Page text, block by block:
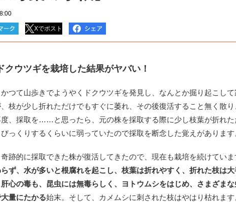
Xでポスト
クウツギを栽培した結果がヤバい！
つて山歩きでようやくドクウツギを発見し、なんとか掘り起こして
枝が少し折れただけでもすぐに萎れ、その後復活すること無く散
度、採取を……と思ったら、元の株を採取する際に少し枝葉が折れ
っくりするくらいに弱っていたので採取を断念した覚えがあります
跡的に採取できた株が復活してきたので、現在も栽培を続けていま
ず、水が多いと根腐れを起こし、枝葉は折れやすく、折れた枝は
心の毒も、昆虫には無毒らしく、ヨトウムシをはじめ、さまざま
量にたかる始末。そして、カメムシに刺された枝はやはり枯れます